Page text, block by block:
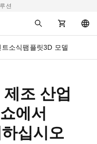
션
트소식팸플릿3D 모델
조 산업
에서
십시오